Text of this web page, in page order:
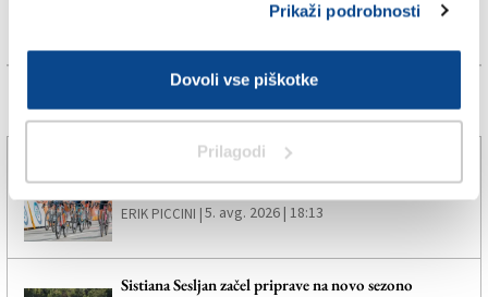
Prikaži podrobnosti
Dovoli vse piškotke
Prilagodi
Več novic
»Hat-trick« Milana, Daniel Skerl ponovno peti
ERIK PICCINI |5. avg. 2026 | 18:13
Sistiana Sesljan začel priprave na novo sezono